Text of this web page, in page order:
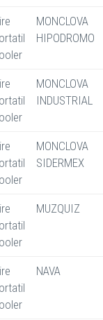
MONCLOVA
HIPODROMO
MONCLOVA
INDUSTRIAL
MONCLOVA
SIDERMEX
MUZQUIZ
NAVA